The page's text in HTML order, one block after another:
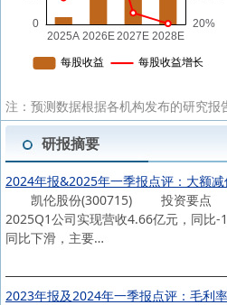
注：预测数据根据各机构发布的研究
研报摘要
2024年报&2025年一季报点评：大额
凯伦股份(300715) 投资要点 事件
2025Q1公司实现营收4.66亿元，同
同比下滑，主要…
2023年报及2024年一季报点评：毛利